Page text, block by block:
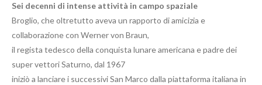
Sei decenni di intense attività in campo spaziale
Broglio, che oltretutto aveva un rapporto di amicizia e
collaborazione con Werner von Braun,
il regista tedesco della conquista lunare americana e padre dei
super vettori Saturno, dal 1967
iniziò a lanciare i successivi San Marco dalla piattaforma italiana in